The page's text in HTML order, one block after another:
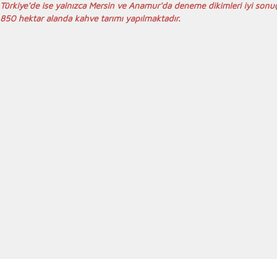
Türkiye'de ise yalnızca Mersin ve Anamur'da deneme dikimleri iyi
850 hektar alanda kahve tarımı yapılmaktadır.